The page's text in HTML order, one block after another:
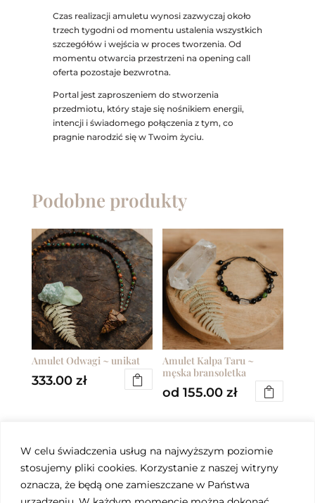
W celu świadczenia usług na najwyższym poziomie
stosujemy pliki cookies. Korzystanie z naszej witryny
oznacza, że będą one zamieszczane w Państwa
Czas realizacji amuletu wynosi zazwyczaj około
trzech tygodni od momentu ustalenia wszystkich
szczegółów i wejścia w proces tworzenia. Od
momentu otwarcia przestrzeni na opening call
oferta pozostaje bezwrotna.
Portal jest zaproszeniem do stworzenia
przedmiotu, który staje się nośnikiem energii,
intencji i świadomego połączenia z tym, co
pragnie narodzić się w Twoim życiu.
Podobne produkty
Amulet Odwagi ~ unikat
333.00 zł
Amulet Kalpa Taru ~
męska bransoletka
od155.00zł
ma
wiele
wariantów.